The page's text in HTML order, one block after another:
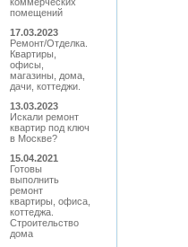
помещений
17.03.2023
Ремонт/Отделка.
Квартиры,
офисы,
магазины, дома,
дачи, коттеджи.
13.03.2023
Искали ремонт
квартир под ключ
в Москве?
15.04.2021
Готовы
выполнить
ремонт
квартиры, офиса,
коттеджа.
Строительство
дома